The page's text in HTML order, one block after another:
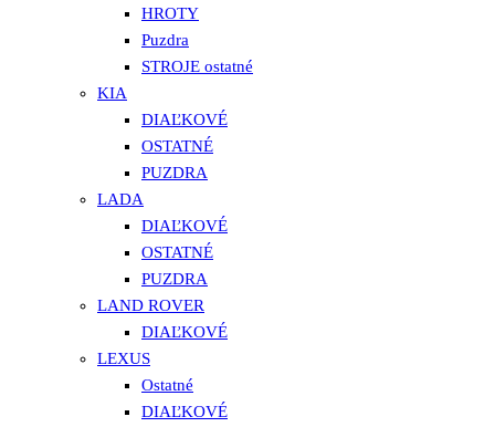
HROTY
Puzdra
STROJE ostatné
KIA
DIAĽKOVÉ
OSTATNÉ
PUZDRA
LADA
DIAĽKOVÉ
OSTATNÉ
PUZDRA
LAND ROVER
DIAĽKOVÉ
LEXUS
Ostatné
DIAĽKOVÉ